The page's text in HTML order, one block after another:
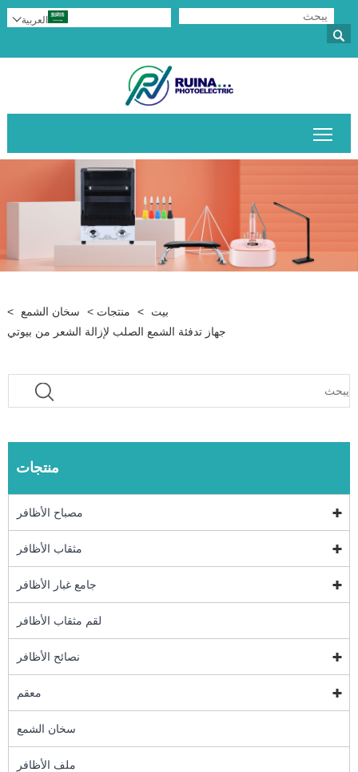

العربية
بيت > منتجات > سخان الشمع
>
جهاز تدفئة الشمع الصلب لإزالة الشعر من بيوتي
منتجات
مصباح الأظافر
مثقاب الأظافر
جامع غبار الأظافر
لقم مثقاب الأظافر
نصائح الأظافر
معقم
سخان الشمع
ملف الأظافر